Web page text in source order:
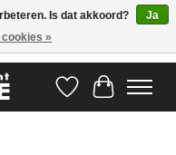
om u te helpen! Bezoek onze
Verlanglijst
Is dat akkoord?
Ja
»